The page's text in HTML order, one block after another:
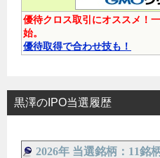
優待クロス取引にオススメ！
始。
優待取得で合わせ技も！
黒澤のIPO当選履歴
2026年 当選銘柄：11銘